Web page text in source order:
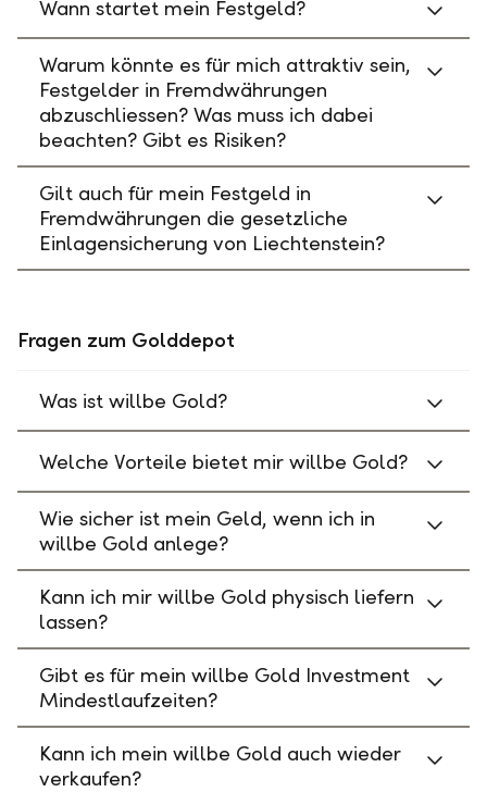
Wann startet mein Festgeld?
Warum könnte es für mich attraktiv sein,
Festgelder in Fremdwährungen
abzuschliessen? Was muss ich dabei
beachten? Gibt es Risiken?
Gilt auch für mein Festgeld in
Fremdwährungen die gesetzliche
Einlagensicherung von Liechtenstein?
Fragen zum Golddepot
Was ist willbe Gold?
Welche Vorteile bietet mir willbe Gold?
Wie sicher ist mein Geld, wenn ich in
willbe Gold anlege?
Kann ich mir willbe Gold physisch liefern
lassen?
Gibt es für mein willbe Gold Investment
Mindestlaufzeiten?
Kann ich mein willbe Gold auch wieder
verkaufen?